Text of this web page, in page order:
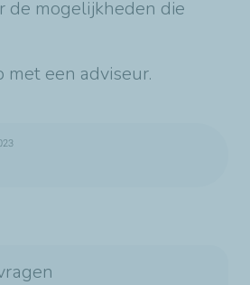
de mogelijkheden die
met een adviseur.